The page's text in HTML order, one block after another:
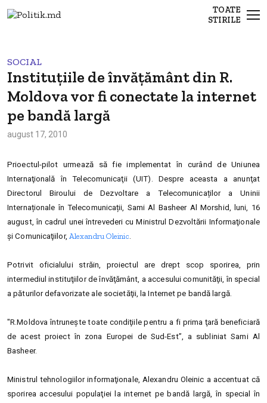
TOATE
STIRILE
SOCIAL
Instituţiile de învăţământ din R.
Moldova vor fi conectate la internet
pe bandă largă
august 17, 2010
Prioectul-pilot urmează să fie implementat în curând de Uniunea
Internaţională în Telecomunicaţii (UIT). Despre aceasta a anunţat
Directorul Biroului de Dezvoltare a Telecomunicaților a Uninii
Internaționale în Telecomunicații, Sami Al Basheer Al Morshid, luni, 16
august, în cadrul unei întrevederi cu Ministrul Dezvoltării Informaţionale
şi Comunicaţiilor, Alexandru Oleinic.
Potrivit oficialului străin, proiectul are drept scop sporirea, prin
intermediul instituţiilor de învăţământ, a accesului comunităţii, în special
a păturilor defavorizate ale societăţii, la Internet pe bandă largă.
"R.Moldova întruneşte toate condiţiile pentru a fi prima ţară beneficiară
de acest proiect în zona Europei de Sud-Est”, a subliniat Sami Al
Basheer.
Ministrul tehnologiilor informaţionale, Alexandru Oleinic a accentuat că
sporirea accesului populaţiei la internet pe bandă largă, în special în